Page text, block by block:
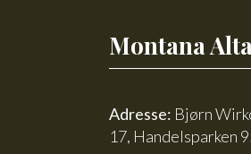
Montana
Adresse: Bjørn
17, Handelsparken